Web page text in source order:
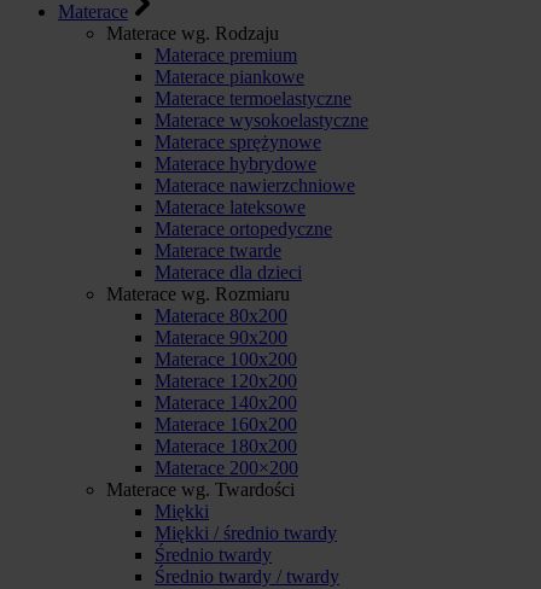
Materace
Materace wg. Rodzaju
Materace premium
Materace piankowe
Materace termoelastyczne
Materace wysokoelastyczne
Materace sprężynowe
Materace hybrydowe
Materace nawierzchniowe
Materace lateksowe
Materace ortopedyczne
Materace twarde
Materace dla dzieci
Materace wg. Rozmiaru
Materace 80x200
Materace 90x200
Materace 100x200
Materace 120x200
Materace 140x200
Materace 160x200
Materace 180x200
Materace 200×200
Materace wg. Twardości
Miękki
Miękki / średnio twardy
Średnio twardy
Średnio twardy / twardy